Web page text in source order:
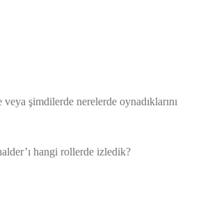
şimdilerde nerelerde oynadıklarını
hangi rollerde izledik?